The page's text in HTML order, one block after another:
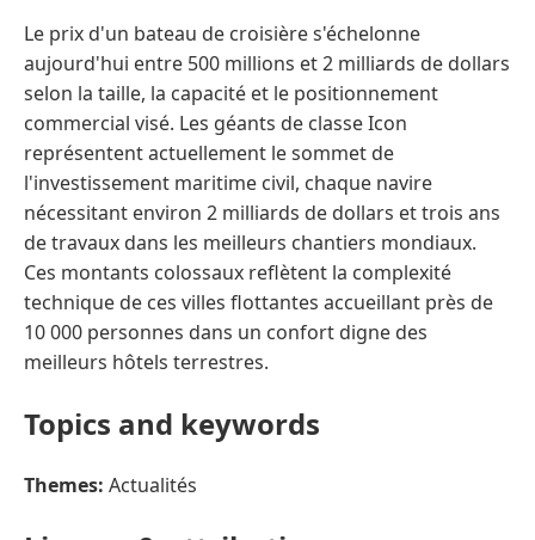
Le prix d'un bateau de croisière s'échelonne
aujourd'hui entre 500 millions et 2 milliards de dollars
selon la taille, la capacité et le positionnement
commercial visé. Les géants de classe Icon
représentent actuellement le sommet de
l'investissement maritime civil, chaque navire
nécessitant environ 2 milliards de dollars et trois ans
de travaux dans les meilleurs chantiers mondiaux.
Ces montants colossaux reflètent la complexité
technique de ces villes flottantes accueillant près de
10 000 personnes dans un confort digne des
meilleurs hôtels terrestres.
Topics and keywords
Themes: Actualités